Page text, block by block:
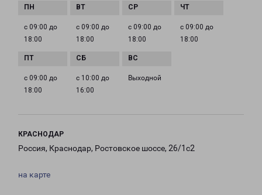
с 09:00 до
18:00
с 09:00 до
18:00
с 09:00 до
18:00
с 09:00 до
18:00
с 09:00 до
18:00
с 10:00 до
16:00
Выходной
КРАСНОДАР
Россия, Краснодар, Ростовское шоссе, 26/1с2
на карте